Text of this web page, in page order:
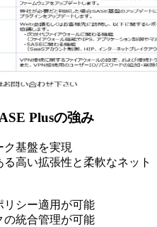
Plusの強み
基盤を実現
高い拡張性と柔軟なネット
リシー適用が可能
の統合管理が可能